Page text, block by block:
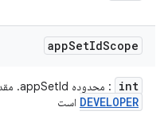
appSetIdScope
int : محدوده appSetId. مقدار
DEVELOPER است